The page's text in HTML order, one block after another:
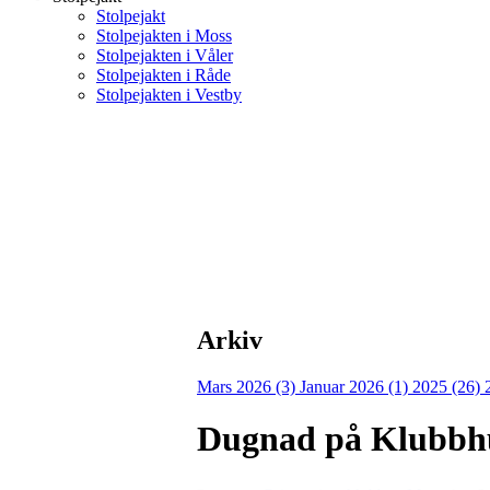
Stolpejakt
Stolpejakten i Moss
Stolpejakten i Våler
Stolpejakten i Råde
Stolpejakten i Vestby
Arkiv
Mars 2026 (3) Januar 2026 (1) 2025 (26)
Dugnad på